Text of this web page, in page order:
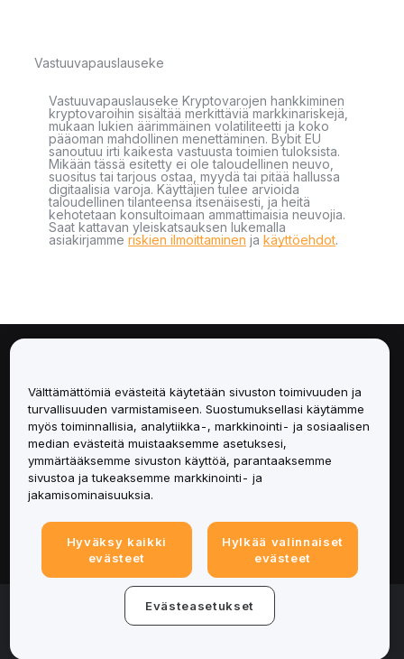
Vastuuvapauslauseke
Vastuuvapauslauseke Kryptovarojen hankkiminen
kryptovaroihin sisältää merkittäviä markkinariskejä,
mukaan lukien äärimmäinen volatiliteetti ja koko
pääoman mahdollinen menettäminen. Bybit EU
sanoutuu irti kaikesta vastuusta toimien tuloksista.
Mikään tässä esitetty ei ole taloudellinen neuvo,
suositus tai tarjous ostaa, myydä tai pitää hallussa
digitaalisia varoja. Käyttäjien tulee arvioida
taloudellinen tilanteensa itsenäisesti, ja heitä
kehotetaan konsultoimaan ammattimaisia neuvojia.
Saat kattavan yleiskatsauksen lukemalla
asiakirjamme riskien ilmoittaminen ja käyttöehdot.
Palvelut
Tuki
Tuotteet
Lakiasiat
© 2025-2026 Bybit.eu. All rights reserved.
Välttämättömiä evästeitä käytetään sivuston toimivuuden ja
turvallisuuden varmistamiseen. Suostumuksellasi käytämme
myös toiminnallisia, analytiikka-, markkinointi- ja sosiaalisen
median evästeitä muistaaksemme asetuksesi,
ymmärtääksemme sivuston käyttöä, parantaaksemme
sivustoa ja tukeaksemme markkinointi- ja
jakamisominaisuuksia.
Hyväksy kaikki
evästeet
Hylkää valinnaiset
evästeet
Evästeasetukset